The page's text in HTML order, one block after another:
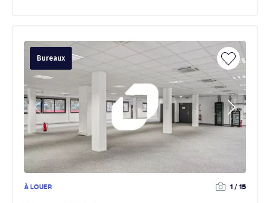
Bureaux
À LOUER 1 / 15